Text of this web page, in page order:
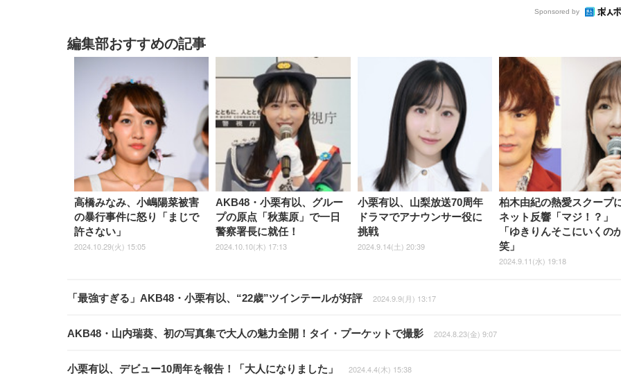
Sponsored by
編集部おすすめの記事
高橋みなみ、小嶋陽菜被害
の暴行事件に怒り「まじで
許さない」
2024.10.29(火) 15:05
AKB48・小栗有以、グルー
プの原点「秋葉原」で一日
警察署長に就任！
2024.10.10(木) 17:13
小栗有以、山梨放送70周年
ドラマでアナウンサー役に
挑戦
2024.9.14(土) 20:39
柏木由紀の熱愛スクープ
ネット反響「マジ！？」
「ゆきりんそこにいくの
笑」
2024.9.11(水) 19:18
「最強すぎる」AKB48・小栗有以、“22歳”ツインテールが好評 2024.9.9(月) 13:17
AKB48・山内瑞葵、初の写真集で大人の魅力全開！タイ・プーケットで撮影 2024.8.23(金) 9:07
小栗有以、デビュー10周年を報告！「大人になりました」 2024.4.4(木) 15:38